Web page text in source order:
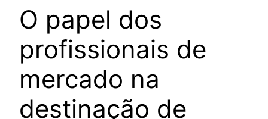
O papel dos
profissionais de
mercado na
destinação de